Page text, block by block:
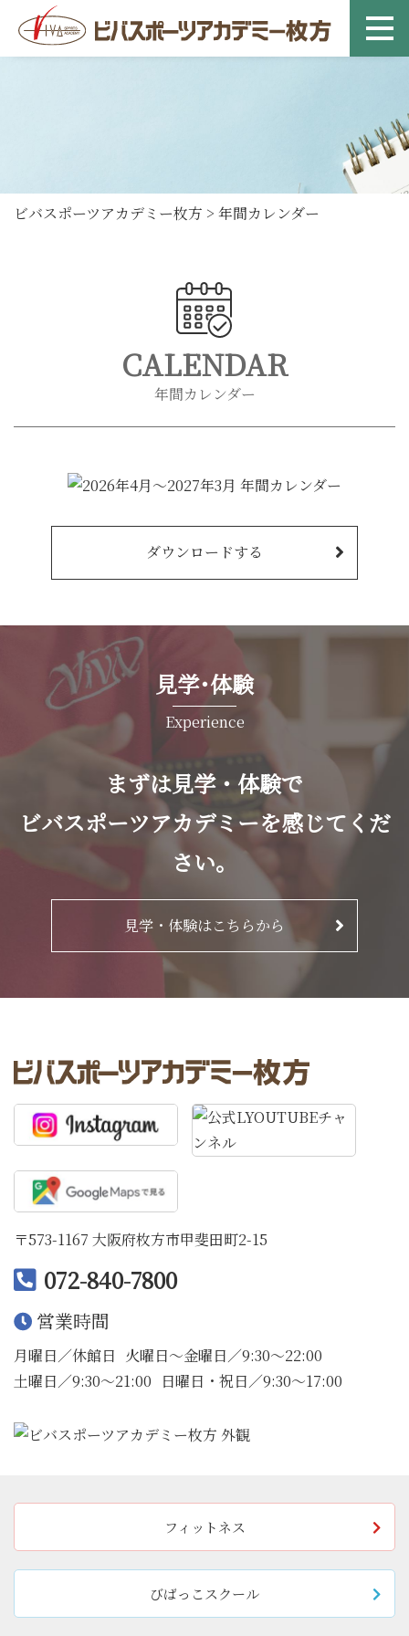
ビバスポーツアカデミー枚方 > 年間カレンダー
CALENDAR
年間カレンダー
ダウンロードする
見学･体験
Experience
まずは見学・体験で
ビバスポーツアカデミーを感じてくだ
さい。
見学・体験はこちらから
〒573-1167 大阪府枚方市甲斐田町2-15
072-840-7800
営業時間
月曜日／休館日 火曜日〜金曜日／9:30〜22:00
土曜日／9:30〜21:00
日曜日・祝日／9:30〜17:00
フィットネス
びばっこスクール